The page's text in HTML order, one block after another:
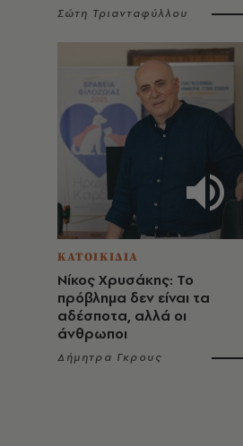
Σώτη Τριανταφύλλου
ΚΑΤΟΙΚΙΔΙΑ
Νίκος Χρυσάκης: Το
πρόβλημα δεν είναι τα
αδέσποτα, αλλά οι
άνθρωποι
Δήμητρα Γκρους